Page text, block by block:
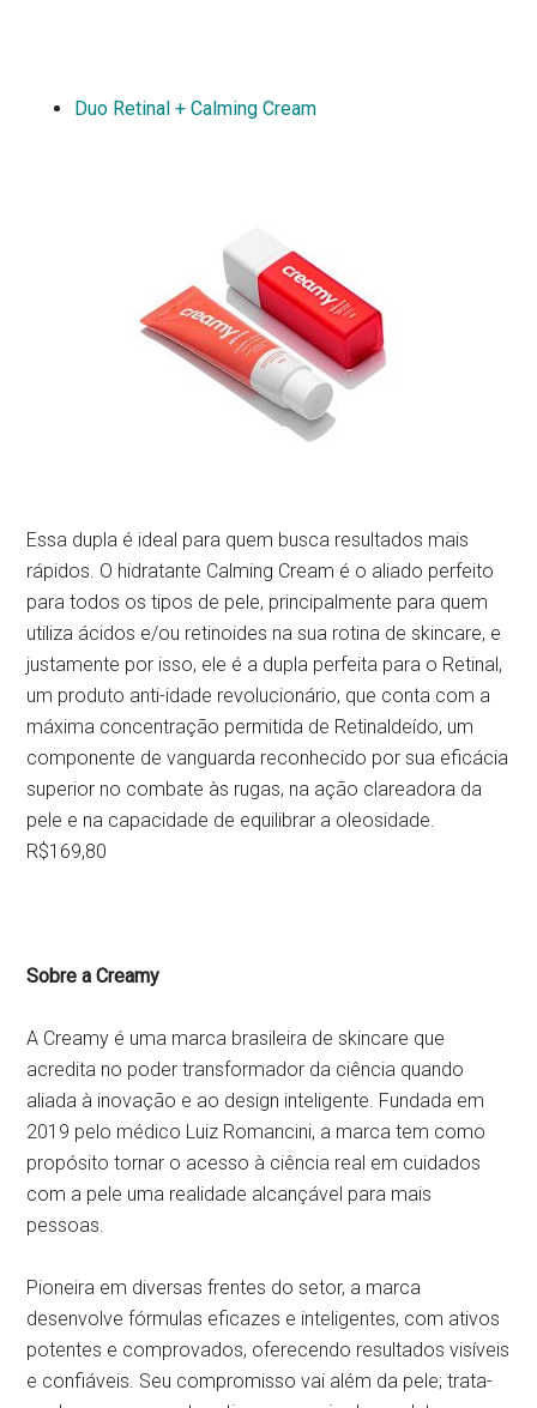
Duo Retinal + Calming Cream
Essa dupla é ideal para quem busca resultados mais
rápidos. O hidratante Calming Cream é o aliado perfeito
para todos os tipos de pele, principalmente para quem
utiliza ácidos e/ou retinoides na sua rotina de skincare, e
justamente por isso, ele é a dupla perfeita para o Retinal,
um produto anti-idade revolucionário, que conta com a
máxima concentração permitida de Retinaldeído, um
componente de vanguarda reconhecido por sua eficácia
superior no combate às rugas, na ação clareadora da
pele e na capacidade de equilibrar a oleosidade.
R$169,80
Sobre a Creamy
A Creamy é uma marca brasileira de skincare que
acredita no poder transformador da ciência quando
aliada à inovação e ao design inteligente. Fundada em
2019 pelo médico Luiz Romancini, a marca tem como
propósito tornar o acesso à ciência real em cuidados
com a pele uma realidade alcançável para mais
pessoas.
Pioneira em diversas frentes do setor, a marca
desenvolve fórmulas eficazes e inteligentes, com ativos
potentes e comprovados, oferecendo resultados visíveis
e confiáveis. Seu compromisso vai além da pele; trata-